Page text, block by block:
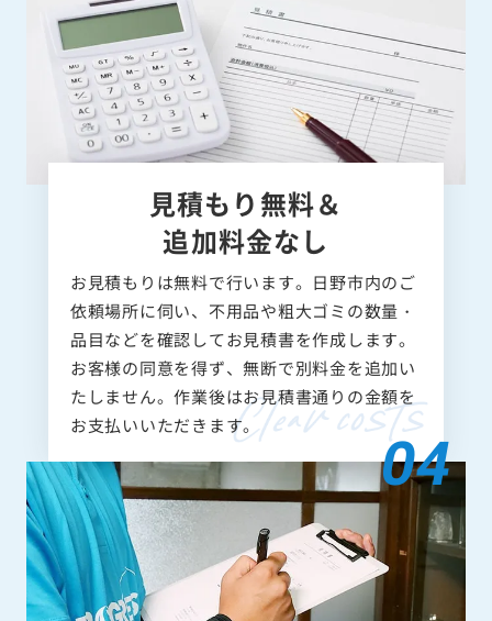
見積もり無料＆
追加料金なし
お見積もりは無料で行います。日野市内のご
依頼場所に伺い、不用品や粗大ゴミの数量・
品目などを確認してお見積書を作成します。
お客様の同意を得ず、無断で別料金を追加い
たしません。作業後はお見積書通りの金額を
お支払いいただきます。